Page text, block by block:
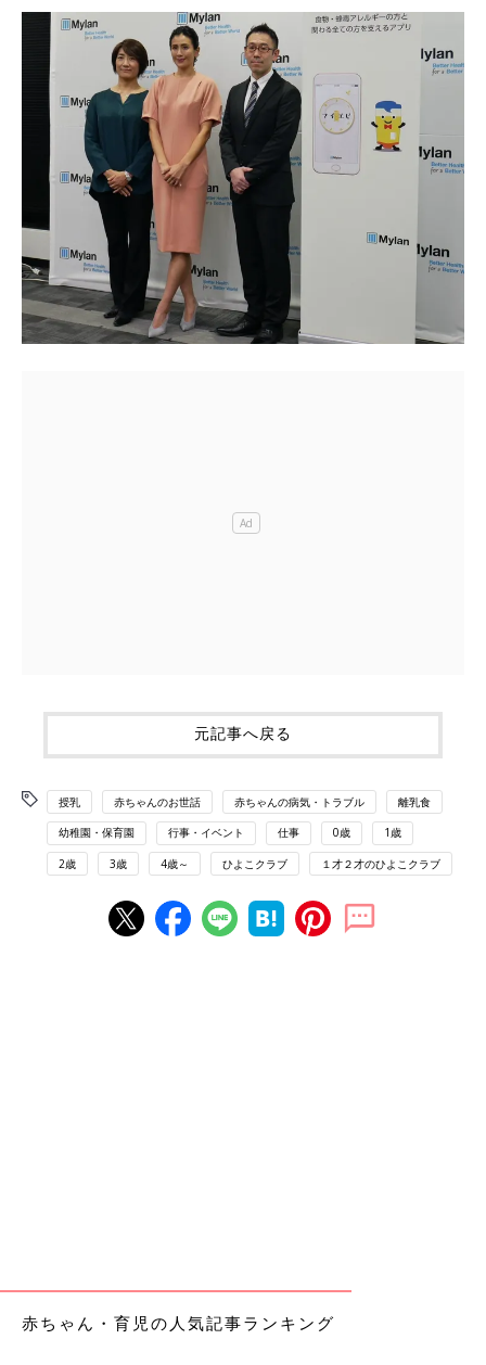
元記事へ戻る
授乳 赤ちゃんのお世話 赤ちゃんの病気・トラブル 離乳食
幼稚園・保育園 行事・イベント 仕事 0歳 1歳
2歳 3歳 4歳～ ひよこクラブ １才２才のひよこクラブ
赤ちゃん・育児の人気記事ランキング